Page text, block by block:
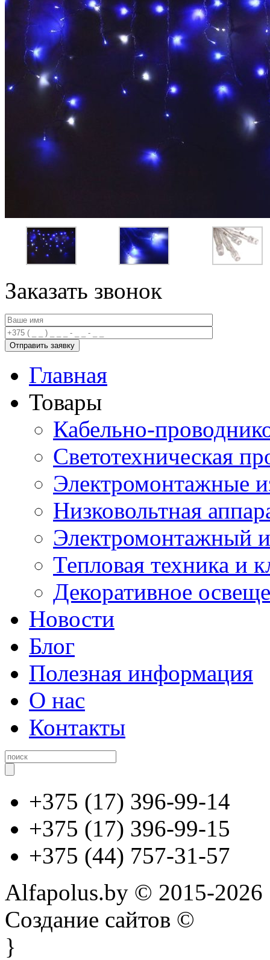
Заказать звонок
Главная
Товары
Кабельно-
Светотехническая
Электромонтажные
Низковольтная
Электромонтажный
Тепловая техника и
Декоративное
Новости
Блог
Полезная информация
О нас
Контакты
+375 (17) 396-99-14
+375 (17) 396-99-15
+375 (44) 757-31-57
Alfapolus.by © 2015-2026
Создание сайтов ©
}